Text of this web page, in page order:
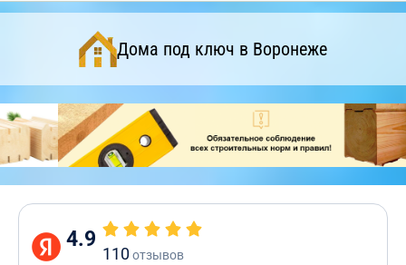
Дома под ключ в Воронеже
4.9
110отзывов